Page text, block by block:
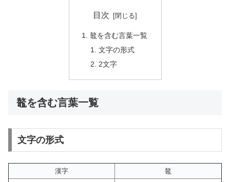
目次
鼇を含む言葉一覧
文字の形式
2文字
鼇を含む言葉一覧
文字の形式
漢字
鼇